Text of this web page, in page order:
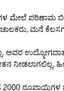
ಮೇಲೆ ಪರಿಣಾಮ
ಮನೆ
ನೀಡಲಾಗಲಿಲ್ಲ.
2000